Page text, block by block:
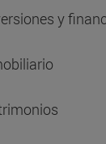
y